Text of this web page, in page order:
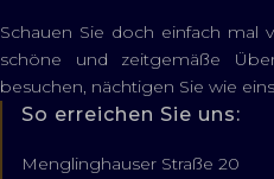
Schauen Sie doch einfach mal
schöne und zeitgemäße
besuchen, nächtigen Sie wie
So erreichen Sie uns:
Menglinghauser Straße 20